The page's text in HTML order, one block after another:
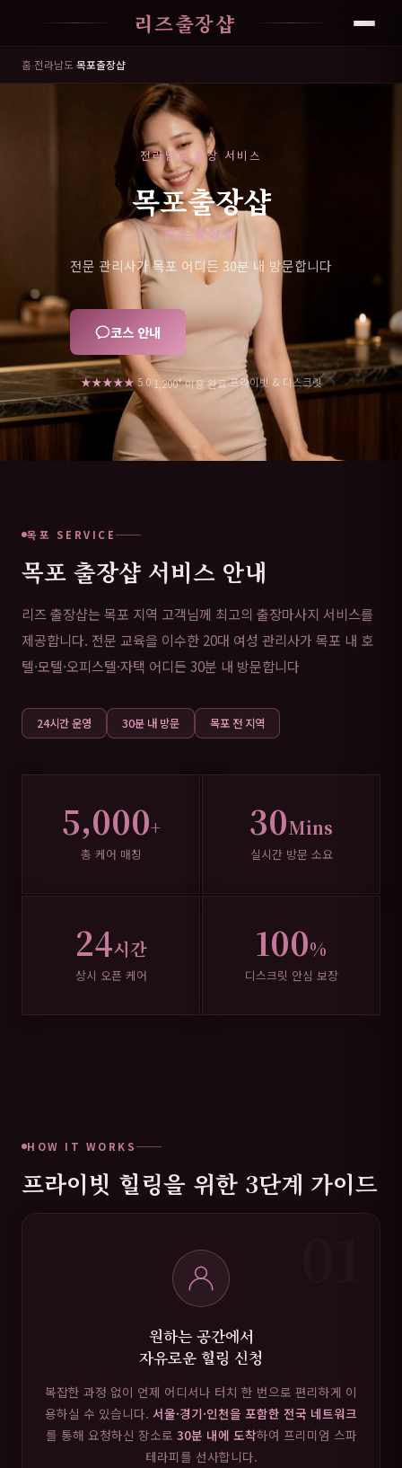
리즈출장샵
홈›전라남도›목포출장샵
전라남도 출장 서비스
목포출장샵
리즈출장샵
전문 관리사가 목포 어디든 30분 내 방문합니다
코스 안내
★★★★★5.0| 1,200+이용 완료|프라이빗 & 디스크릿
목포 SERVICE
목포 출장샵 서비스 안내
리즈 출장샵는 목포 지역 고객님께 최고의 출장마사지 서비스를
제공합니다. 전문 교육을 이수한 20대 여성 관리사가 목포 내 호
텔·모텔·오피스텔·자택 어디든 30분 내 방문합니다
24시간 운영 30분 내 방문 목포 전 지역
5,000+
총 케어 매칭
30Mins
실시간 방문 소요
24시간
상시 오픈 케어
100%
디스크릿 안심 보장
HOW IT WORKS
프라이빗 힐링을 위한 3단계 가이드
원하는 공간에서
자유로운 힐링 신청
복잡한 과정 없이 언제 어디서나 터치 한 번으로 편리하게 이
용하실 수 있습니다. 서울·경기·인천을 포함한 전국 네트워크
를 통해 요청하신 장소로 30분 내에 도착하여 프리미엄 스파
테라피를 선사합니다.